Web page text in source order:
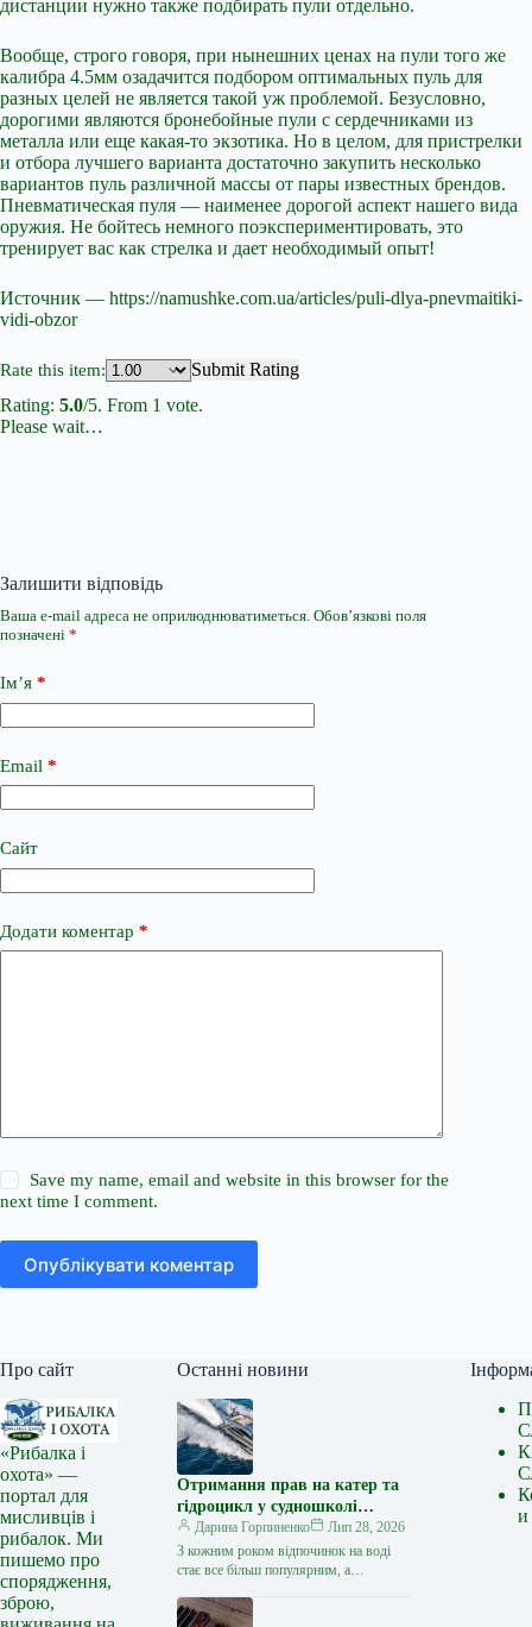
дистанции нужно также подбирать пули отдельно.
Вообще, строго говоря, при нынешних ценах на пули того же
калибра 4.5мм озадачится подбором оптимальных пуль для
разных целей не является такой уж проблемой. Безусловно,
дорогими являются бронебойные пули с сердечниками из
металла или еще какая-то экзотика. Но в целом, для пристрелки
и отбора лучшего варианта достаточно закупить несколько
вариантов пуль различной массы от пары известных брендов.
Пневматическая пуля — наименее дорогой аспект нашего вида
оружия. Не бойтесь немного поэкспериментировать, это
тренирует вас как стрелка и дает необходимый опыт!
Источник — https://namushke.com.ua/articles/puli-dlya-pnevmaitiki-
vidi-obzor
Rate this item:
Submit Rating
Rating: 5.0/5. From 1 vote.
Please wait…
Залишити відповідь
Ваша e-mail адреса не оприлюднюватиметься. Обов’язкові поля
позначені *
Ім’я *
Email *
Сайт
Додати коментар *
Save my name, email and website in this browser for the
next time I comment.
Опублікувати коментар
Про сайт
«Рибалка і
охота» —
портал для
мисливців і
рибалок. Ми
пишемо про
спорядження,
зброю,
Останні новини
Отримання прав на катер та
гідроцикл у судношколі
«Либідь-А»: від теорії до
іспиту
Дарина Горпиненко
Лип 28, 2026
З кожним роком відпочинок на воді
стає все більш популярним, а
чи гідроциклом відкриває нові
и